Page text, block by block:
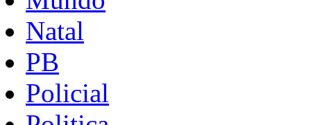
Natal
PB
Policial